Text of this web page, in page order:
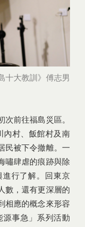
十大教訓》傅志男
次前往福島災區。
內村、飯館村及南
民被下令撤離。一
嘯肆虐的痕跡與除
行了解。回東京
數，還有更深層的
相應的概念來形容
源事急」系列活動